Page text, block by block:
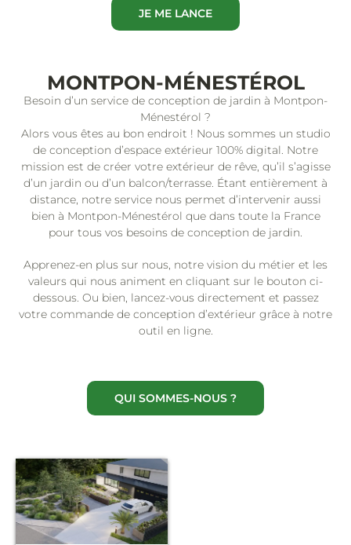
JE ME LANCE
MONTPON-MÉNESTÉROL
Besoin d’un service de conception de jardin à Montpon-
Ménestérol ?
Alors vous êtes au bon endroit ! Nous sommes un studio
de conception d’espace extérieur 100% digital. Notre
mission est de créer votre extérieur de rêve, qu’il s’agisse
d’un jardin ou d’un balcon/terrasse. Étant entièrement à
distance, notre service nous permet d’intervenir aussi
bien à Montpon-Ménestérol que dans toute la France
pour tous vos besoins de conception de jardin.
Apprenez-en plus sur nous, notre vision du métier et les
valeurs qui nous animent en cliquant sur le bouton ci-
dessous. Ou bien, lancez-vous directement et passez
votre commande de conception d’extérieur grâce à notre
outil en ligne.
QUI SOMMES-NOUS ?